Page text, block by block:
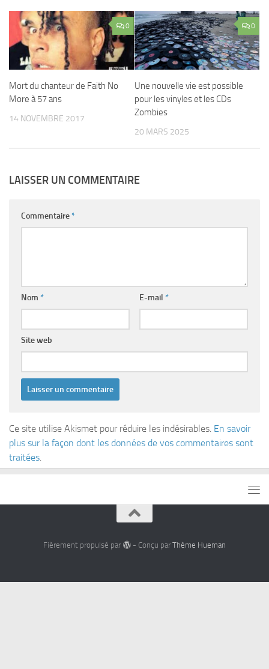
0
Mort du chanteur de Faith No
More à 57 ans
14 NOVEMBRE 2017
0
Une nouvelle vie est possible
pour les vinyles et les CDs
Zombies
20 MARS 2025
LAISSER UN COMMENTAIRE
Commentaire*
Nom * E-mail *
Site web
Ce site utilise Akismet pour réduire les indésirables. En savoir
plus sur la façon dont les données de vos commentaires sont
traitées.
Fièrement propulsé par - Conçu par Thème Hueman